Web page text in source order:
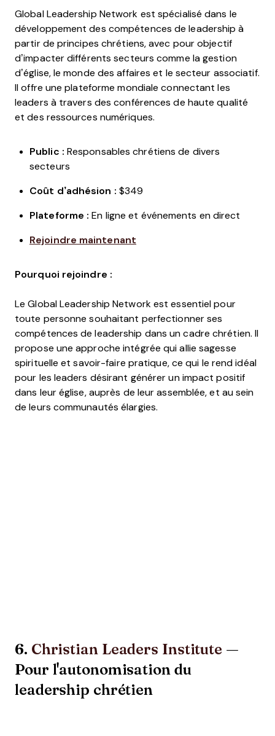
Global Leadership Network est spécialisé dans le
développement des compétences de leadership à
partir de principes chrétiens, avec pour objectif
d’impacter différents secteurs comme la gestion
d’église, le monde des affaires et le secteur associatif.
Il offre une plateforme mondiale connectant les
leaders à travers des conférences de haute qualité
et des ressources numériques.
Public : Responsables chrétiens de divers
secteurs
Coût d’adhésion : $349
Plateforme : En ligne et événements en direct
Rejoindre maintenant
Pourquoi rejoindre :
Le Global Leadership Network est essentiel pour
toute personne souhaitant perfectionner ses
compétences de leadership dans un cadre chrétien. Il
propose une approche intégrée qui allie sagesse
spirituelle et savoir-faire pratique, ce qui le rend idéal
pour les leaders désirant générer un impact positif
dans leur église, auprès de leur assemblée, et au sein
de leurs communautés élargies.
6. Christian Leaders Institute —
Pour l'autonomisation du
leadership chrétien